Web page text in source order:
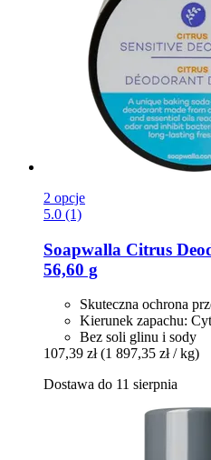
2 opcje
5.0 (1)
Soapwalla Citrus
56,60 g
Skuteczna ochrona
Kierunek zapachu:
Bez soli glinu i sody
107,39 zł (1 897,35 zł / kg)
Dostawa do 11 sierpnia